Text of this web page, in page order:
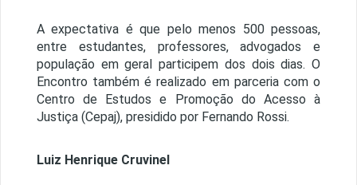
A expectativa é que pelo menos 500 pessoas,
entre estudantes, professores, advogados e
população em geral participem dos dois dias. O
Encontro também é realizado em parceria com o
Centro de Estudos e Promoção do Acesso à
Justiça (Cepaj), presidido por Fernando Rossi.
Luiz Henrique Cruvinel